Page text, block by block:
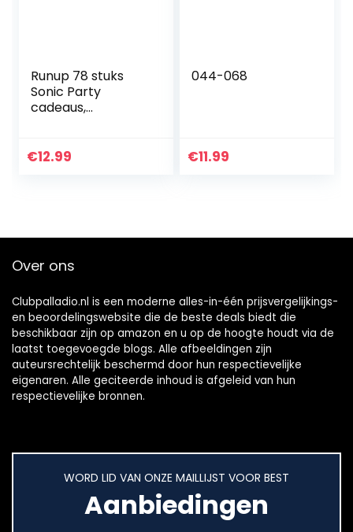
Runup 78 stuks
Sonic Party
cadeaus,
stuks siliconen
€12.99
044-068
€11.99
Over ons
Clubpalladio.nl is een moderne alles-in-één prijsvergelijkings-
en beoordelingswebsite die de beste deals biedt die
beschikbaar zijn op amazon en u op de hoogte houdt via de
laatst toegevoegde blogs. Alle afbeeldingen zijn
auteursrechtelijk beschermd door hun respectievelijke
eigenaren. Alle geciteerde inhoud is afgeleid van hun
respectievelijke bronnen.
WORD LID VAN ONZE MAILLIJST VOOR BEST
Aanbiedingen